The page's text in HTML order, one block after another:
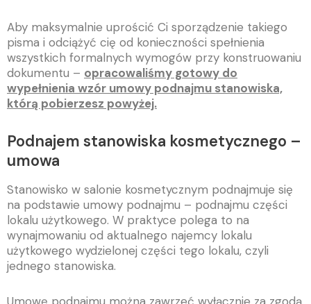
Aby maksymalnie uprościć Ci sporządzenie takiego
pisma i odciążyć cię od konieczności spełnienia
wszystkich formalnych wymogów przy konstruowaniu
dokumentu – opracowaliśmy gotowy do
wypełnienia wzór umowy podnajmu stanowiska,
którą pobierzesz powyżej.
Podnajem stanowiska kosmetycznego –
umowa
Stanowisko w salonie kosmetycznym podnajmuje się
na podstawie umowy podnajmu – podnajmu części
lokalu użytkowego. W praktyce polega to na
wynajmowaniu od aktualnego najemcy lokalu
użytkowego wydzielonej części tego lokalu, czyli
jednego stanowiska.